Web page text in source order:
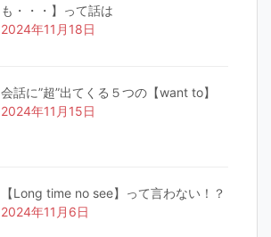
も・・・】って話は
2024年11月18日
会話に”超”出てくる５つの【want to】
2024年11月15日
【Long time no see】って言わない！？
2024年11月6日